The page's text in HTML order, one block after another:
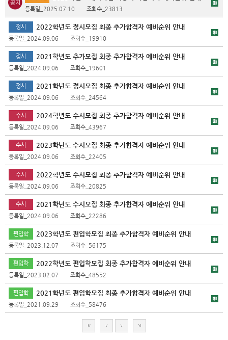
등록일_2025.07.10 조회수_23813
정시 2022학년도 정시모집 최종 추가합격자 예비순위 안내
등록일_2024.09.06 조회수_19910
정시 2021학년도 추가모집 최종 추가합격자 예비순위 안내
등록일_2024.09.06 조회수_19601
정시 2021학년도 정시모집 최종 추가합격자 예비순위 안내
등록일_2024.09.06 조회수_24564
수시 2024학년도 수시모집 최종 추가합격자 예비순위 안내
등록일_2024.09.06 조회수_43967
수시 2023학년도 수시모집 최종 추가합격자 예비순위 안내
등록일_2024.09.06 조회수_22405
수시 2022학년도 수시모집 최종 추가합격자 예비순위 안내
등록일_2024.09.06 조회수_20825
수시 2021학년도 수시모집 최종 추가합격자 예비순위 안내
등록일_2024.09.06 조회수_22286
편입학 2023학년도 편입학모집 최종 추가합격자 예비순위 안내
등록일_2023.12.07 조회수_56175
편입학 2022학년도 편입학모집 최종 추가합격자 예비순위 안내
등록일_2023.02.07 조회수_48552
편입학 2021학년도 편입학모집 최종 추가합격자 예비순위 안내
등록일_2021.09.29 조회수_58476
처
이
다
마